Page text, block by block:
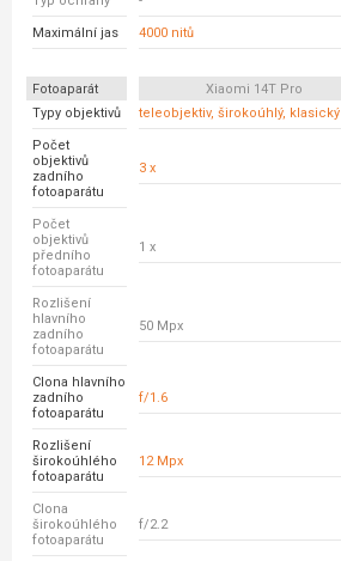
Maximální jas 4000 nitů
Fotoaparát Xiaomi 14T Pro
Typy objektivů
teleobjektiv, širokoúhlý, klasický
Počet
objektivů
zadního
fotoaparátu
3 x
Počet
objektivů
předního
fotoaparátu
1 x
Rozlišení
hlavního
zadního
fotoaparátu
50 Mpx
Clona hlavního
zadního
fotoaparátu
f/1.6
Rozlišení
širokoúhlého
fotoaparátu
12 Mpx
Clona
širokoúhlého
fotoaparátu
f/2.2